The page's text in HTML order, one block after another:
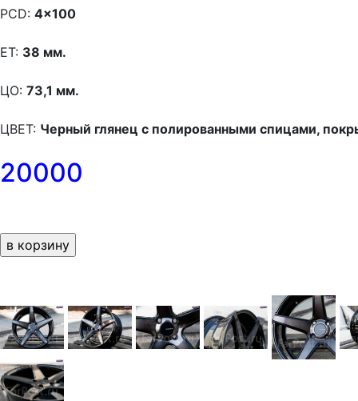
PCD: 4x100
ET: 38 мм.
ЦО: 73,1 мм.
ЦВЕТ: Черный глянец с полированными спицами,
20000